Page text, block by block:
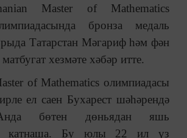
Master of Mathematics
бронза медаль
Татарстан Мәгариф һәм фән
хезмәте хәбәр итте.
of Mathematics олимпиадасы
ел саен Бухарест шәһәрендә
бөтен дөньядан яшь
катнаша. Бу юлы 22 ил үз